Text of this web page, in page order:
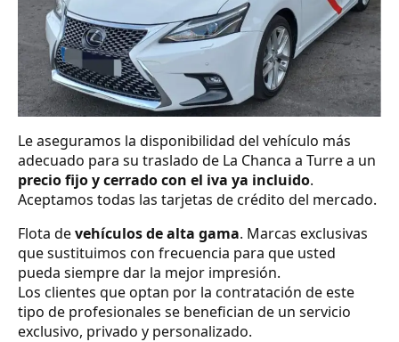
Le aseguramos la disponibilidad del vehículo más
adecuado para su traslado de La Chanca a Turre a un
precio fijo y cerrado con el iva ya incluido.
Aceptamos todas las tarjetas de crédito del mercado.
Flota devehículos de alta gama. Marcas exclusivas
que sustituimos con frecuencia para que usted
pueda siempre dar la mejor impresión.
Los clientes que optan por la contratación de este
tipo de profesionales se benefician de un servicio
exclusivo, privado y personalizado.